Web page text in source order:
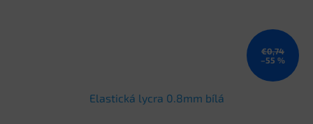
€0,74
–55 %
Elastická lycra 0.8mm bílá